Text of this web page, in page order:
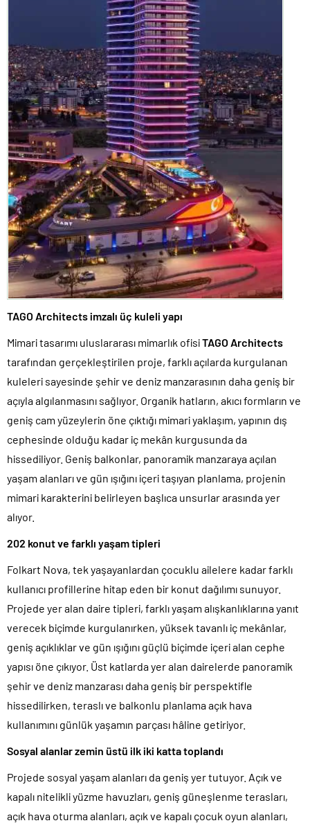
TAGO Architects imzalı üç kuleli yapı
Mimari tasarımı uluslararası mimarlık ofisiTAGO Architects
tarafından gerçekleştirilen proje, farklı açılarda kurgulanan
kuleleri sayesinde şehir ve deniz manzarasının daha geniş bir
açıyla algılanmasını sağlıyor. Organik hatların, akıcı formların ve
geniş cam yüzeylerin öne çıktığı mimari yaklaşım, yapının dış
cephesinde olduğu kadar iç mekân kurgusunda da
hissediliyor. Geniş balkonlar, panoramik manzaraya açılan
yaşam alanları ve gün ışığını içeri taşıyan planlama, projenin
mimari karakterini belirleyen başlıca unsurlar arasında yer
alıyor.
202 konut ve farklı yaşam tipleri
Folkart Nova, tek yaşayanlardan çocuklu ailelere kadar farklı
kullanıcı profillerine hitap eden bir konut dağılımı sunuyor.
Projede yer alan daire tipleri, farklı yaşam alışkanlıklarına yanıt
verecek biçimde kurgulanırken, yüksek tavanlı iç mekânlar,
geniş açıklıklar ve gün ışığını güçlü biçimde içeri alan cephe
yapısı öne çıkıyor. Üst katlarda yer alan dairelerde panoramik
şehir ve deniz manzarası daha geniş bir perspektifle
hissedilirken, teraslı ve balkonlu planlama açık hava
kullanımını günlük yaşamın parçası hâline getiriyor.
Sosyal alanlar zemin üstü ilk iki katta toplandı
Projede sosyal yaşam alanları da geniş yer tutuyor. Açık ve
kapalı nitelikli yüzme havuzları, geniş güneşlenme terasları,
açık hava oturma alanları, açık ve kapalı çocuk oyun alanları,